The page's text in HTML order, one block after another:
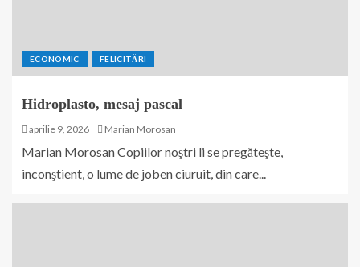
ECONOMIC FELICITĂRI
Hidroplasto, mesaj pascal
aprilie 9, 2026 Marian Morosan
Marian Morosan Copiilor noştri li se pregăteşte,
inconştient, o lume de joben ciuruit, din care...